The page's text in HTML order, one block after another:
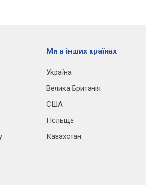
Ми в інших країнах
Україна
Велика Британія
США
Польща
Казахстан